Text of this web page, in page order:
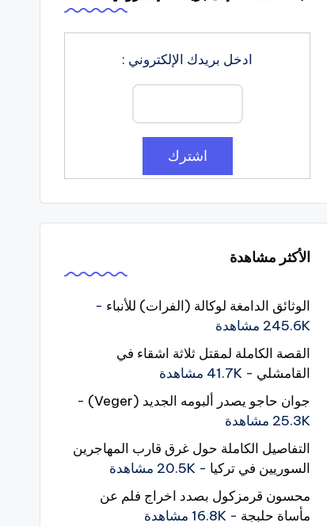
ادخل بريدك الإلكتروني :
الأكثر مشاهدة
الوثائق الدامغة لوكالة (الفرات) للأنباء -
245.6K مشاهدة
القصة الكاملة لمقتل ثلاثة اشقاء في
القامشلي - 41.7K مشاهدة
جوان حاجو يصدر ألبومه الجديد (Veger)
-
25.3K مشاهدة
التفاصيل الكاملة حول غرق قارب المهاجرين
السوريين في تركيا - 20.5K مشاهدة
محسون قرمزكول بصدد اخراج فلم عن
مأساة حلبجة - 16.8K مشاهدة